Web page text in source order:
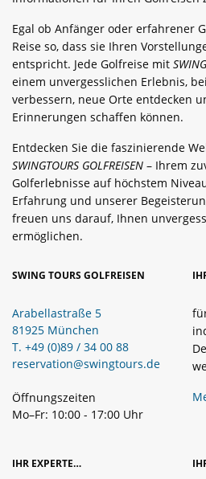
Egal ob Anfänger oder erfahrener
Reise so, dass sie Ihren
entspricht. Jede Golfreise mit
einem unvergesslichen Erlebnis,
verbessern, neue Orte entdecken
Erinnerungen schaffen können.
Entdecken Sie die faszinierende
SWINGTOURS GOLFREISEN – Ihrem
Golferlebnisse auf höchstem
Erfahrung und unserer
freuen uns darauf, Ihnen
ermöglichen.
SWING TOURS GOLFREISEN
Arabellastraße 5
81925 München
T. +49 (0)89 / 34 00 88
reservation@swingtours.de
Öffnungszeiten
Mo–Fr: 10:00 - 17:00 Uhr
IHR EXPERTE…